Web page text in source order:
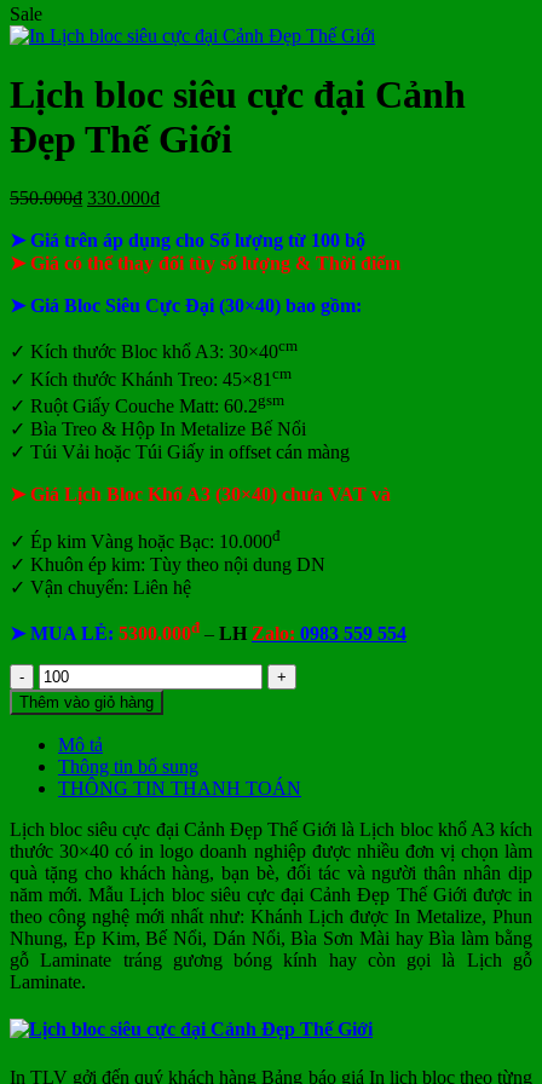
tại
nay
tại
giá
Treo
Tường
giá
Khổ
Mẫu
Tết
TLV
ở
lịch
Bloc
đẹp
luận
giá
Sale
Lịch bloc siêu cực đại Cảnh
Đẹp Thế Giới
550.000₫ Giá
là:
550.000₫.
330.000₫Giá
tại
là:
➤ Giá trên áp dụng cho Số lượng từ 100 bộ
➤ Giá có thể thay đổi tùy số lượng & Thời điểm
➤ Giá Bloc Siêu Cực Đại (30×40) bao gồm:
✓ Kích thước Bloc khổ A3: 30×40cm
✓ Kích thước Khánh Treo: 45×81 cm
✓ Ruột Giấy Couche Matt: 60.2gsm
✓ Bìa Treo & Hộp In Metalize Bế Nổi
✓ Túi Vải hoặc Túi Giấy in offset cán màng
➤ Giá Lịch Bloc Khổ A3 (30×40) chưa VAT và
✓ Ép kim Vàng hoặc Bạc: 10.000đ
✓ Khuôn ép kim: Tùy theo nội dung DN
✓ Vận chuyển: Liên hệ
➤ MUA LẺ: 5300.000đ – LH Zalo: 0983 559 554
Lịch
bloc
siêu
cực
đại
Cảnh
Đẹp
Thế
Giới
số
lượng
Thêm vào giỏ hàng
Mô tả
Thông tin bổ sung
THÔNG TIN THANH TOÁN
Lịch bloc siêu cực đại Cảnh Đẹp Thế Giới là Lịch bloc khổ A3 kích
thước 30×40 có in logo doanh nghiệp được nhiều đơn vị chọn làm
quà tặng cho khách hàng, bạn bè, đối tác và người thân nhân dịp
năm mới.Mẫu Lịch bloc siêu cực đại Cảnh Đẹp Thế Giới được in
theo công nghệ mới nhất như: Khánh Lịch được In Metalize, Phun
Nhung, Ép Kim, Bế Nổi, Dán Nổi, Bìa Sơn Mài hay Bìa làm bằng
gỗ Laminate tráng gương bóng kính hay còn gọi là Lịch gỗ
Laminate.
In TLV gởi đến quý khách hàng Bảng báo giá In lịch bloc theo từng